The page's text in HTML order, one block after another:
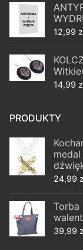
12,99
14,99
PRODUKTY
24,99
Torba
39,99